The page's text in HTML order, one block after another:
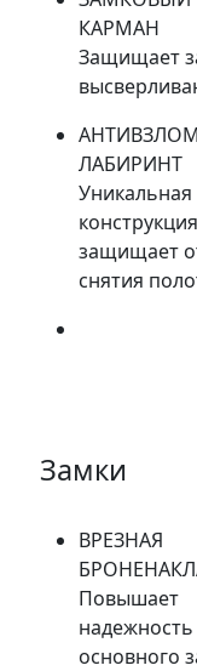
КАРМАН
Защищает
ЛАБИРИНТ
Уникальная
защищает
снятия
Замки
ВРЕЗНАЯ
Повышает
надежность
основного